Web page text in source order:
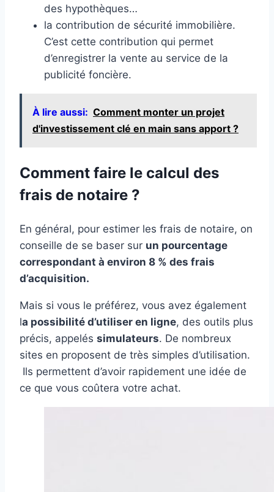
des hypothèques…
la contribution de sécurité immobilière.
C’est cette contribution qui permet
d’enregistrer la vente au service de la
publicité foncière.
À lire aussi: Comment monter un projet
d'investissement clé en main sans apport ?
Comment faire le calcul des
frais de notaire ?
En général, pour estimer les frais de notaire, on
conseille de se baser sur un pourcentage
correspondant à environ 8 % des frais
d’acquisition.
Mais si vous le préférez, vous avez également
la possibilité d’utiliser en ligne, des outils plus
précis, appelés simulateurs. De nombreux
sites en proposent de très simples d’utilisation.
Ils permettent d’avoir rapidement une idée de
ce que vous coûtera votre achat.